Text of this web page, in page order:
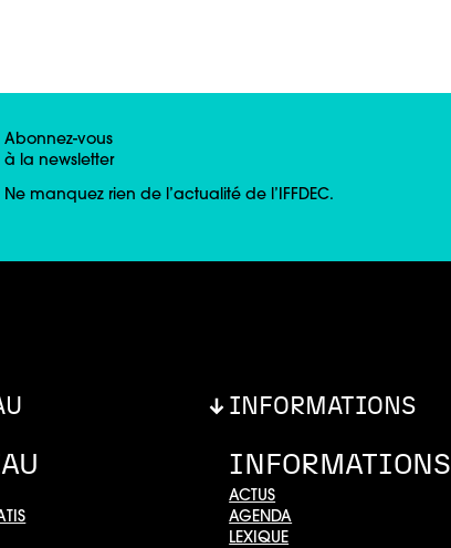
Abonnez-vous
à la newsletter
Ne manquez rien de l’actualité de l’IFFDEC.
INFORMATIONS
INFORMATIONS
ACTUS
AGENDA
LEXIQUE